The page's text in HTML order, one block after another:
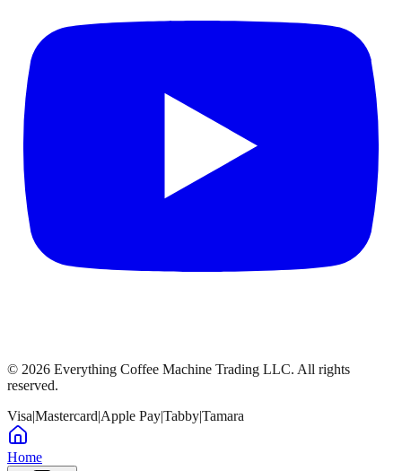
© 2026 Everything Coffee Machine Trading LLC. All rights
reserved.
Visa|Mastercard|Apple Pay|Tabby|Tamara
Home